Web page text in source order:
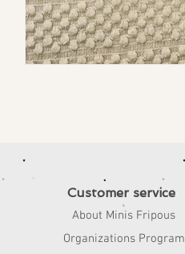
Customer service
About Minis Fripous
Organizations Program